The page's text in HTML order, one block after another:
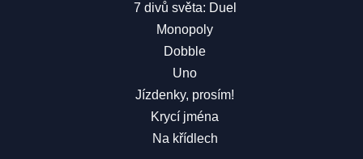
7 divů světa: Duel
Monopoly
Dobble
Uno
Jízdenky, prosím!
Krycí jména
Na křídlech